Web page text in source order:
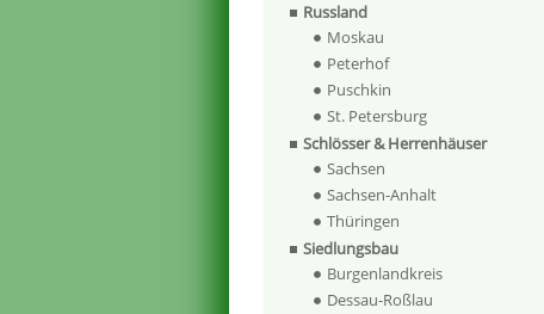
Russland
Moskau
Peterhof
Puschkin
St. Petersburg
Schlösser & Herrenhäuser
Sachsen
Sachsen-Anhalt
Thüringen
Siedlungsbau
Burgenlandkreis
Dessau-Roßlau